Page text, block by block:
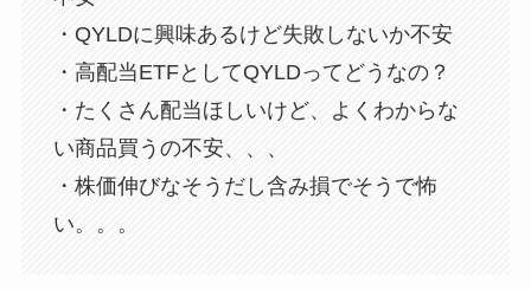
・QYLDに興味あるけど失敗しないか不安
・高配当ETFとしてQYLDってどうなの？
・たくさん配当ほしいけど、よくわからな
い商品買うの不安、、、
・株価伸びなそうだし含み損でそうで怖
い。。。